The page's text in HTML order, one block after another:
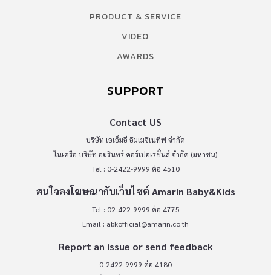
PRODUCT & SERVICE
VIDEO
AWARDS
SUPPORT
Contact US
บริษัท เอเอ็มอี อิมเมจิเนทีฟ จำกัด
ในเครือ บริษัท อมรินทร์ คอร์เปอเรชั่นส์ จำกัด (มหาชน)
Tel : 0-2422-9999 ต่อ 4510
สนใจลงโฆษณากับเว็บไซต์ Amarin Baby&Kids
Tel : 02-422-9999 ต่อ 4775
Email : abkofficial@amarin.co.th
Report an issue or send feedback
0-2422-9999 ต่อ 4180